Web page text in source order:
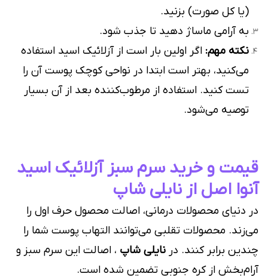
(یا کل صورت) بزنید.
به آرامی ماساژ دهید تا جذب شود.
نکته مهم: اگر اولین بار است از آزلائیک اسید استفاده
می‌کنید، بهتر است ابتدا در نواحی کوچک پوست آن را
تست کنید. استفاده از مرطوب‌کننده بعد از آن بسیار
توصیه می‌شود.
قیمت و خرید سرم سبز آزلائیک اسید
آنوا اصل از نایلی شاپ
در دنیای محصولات درمانی، اصالت محصول حرف اول را
می‌زند. محصولات تقلبی می‌توانند التهاب پوست شما را
چندین برابر کنند. در نایلی شاپ ، اصالت این سرم سبز و
آرام‌بخش از کره جنوبی تضمین شده است.